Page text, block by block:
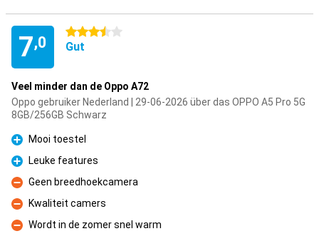
7,0
3.5 Sterne
Gut
Veel minder dan de Oppo A72
Oppo gebruiker Nederland | 29-06-2026 über das OPPO A5 Pro 5G
8GB/256GB Schwarz
Pro
Mooi toestel
Pro
Leuke features
Kontra
Geen breedhoekcamera
Kontra
Kwaliteit camers
Kontra
Wordt in de zomer snel warm